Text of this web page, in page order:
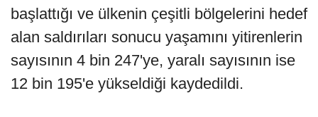
başlattığı ve ülkenin çeşitli bölgelerini hedef
alan saldırıları sonucu yaşamını yitirenlerin
sayısının 4 bin 247'ye, yaralı sayısının ise
12 bin 195'e yükseldiği kaydedildi.